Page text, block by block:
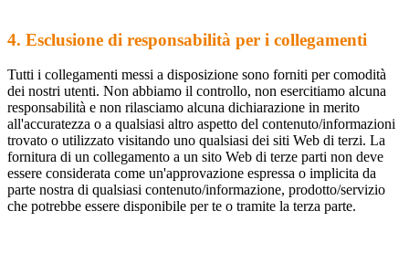
4. Esclusione di responsabilità per i collegamenti
Tutti i collegamenti messi a disposizione sono forniti per comodità
dei nostri utenti. Non abbiamo il controllo, non esercitiamo alcuna
responsabilità e non rilasciamo alcuna dichiarazione in merito
all'accuratezza o a qualsiasi altro aspetto del contenuto/informazioni
trovato o utilizzato visitando uno qualsiasi dei siti Web di terzi. La
fornitura di un collegamento a un sito Web di terze parti non deve
essere considerata come un'approvazione espressa o implicita da
parte nostra di qualsiasi contenuto/informazione, prodotto/servizio
che potrebbe essere disponibile per te o tramite la terza parte.